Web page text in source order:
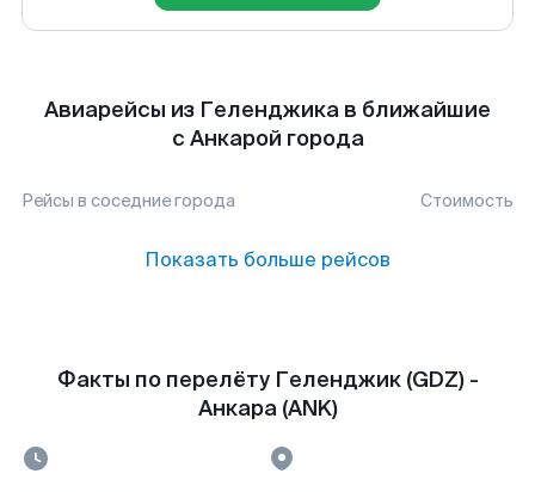
Авиарейсы из Геленджика в ближайшие
с Анкарой города
Рейсы в соседние города Стоимость
Показать больше рейсов
Факты по перелёту Геленджик (GDZ) -
Анкара (ANK)